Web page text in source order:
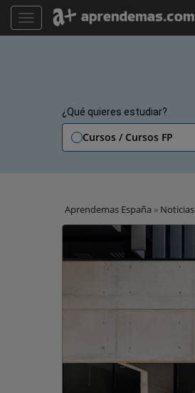
TOGGLE NAVIGATION
¿Qué quieres estudiar?
Cursos / Cursos FP
Aprendemas España » Noticias